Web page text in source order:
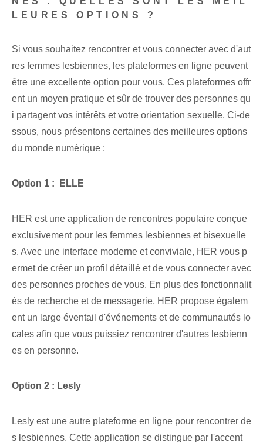
LEURES OPTIONS ?
Si vous souhaitez ⁤rencontrer⁢ et vous connecter avec d'aut
res ‌femmes lesbiennes⁣, les plateformes en ligne peuvent
être ⁢une excellente option pour vous. Ces plateformes offr
ent un moyen pratique et sûr de trouver des personnes qu
i partagent vos intérêts et votre orientation sexuelle. Ci-de
ssous, nous présentons certaines des meilleures options
du monde numérique :
Option 1 : ‌ ELLE
HER est une application de rencontres populaire conçue
exclusivement pour les femmes lesbiennes et bisexuelle
s. Avec une interface moderne et conviviale, HER vous p
ermet de créer un profil détaillé et de vous connecter avec
des personnes proches de vous. En plus des fonctionnalit
és de recherche et de messagerie, HER propose égalem
ent un large éventail d'événements et de communautés lo
cales afin que vous puissiez rencontrer d'autres lesbienn
es en personne.
Option 2 : Lesly
Lesly est une autre ⁣plateforme en ligne pour rencontrer de
s lesbiennes.⁤ Cette application se distingue⁢ par l'accent